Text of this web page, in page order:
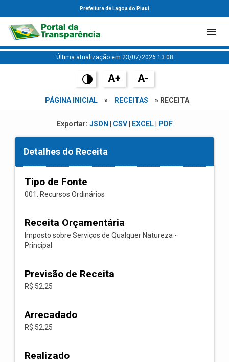
Prefeitura de Lagoa do Piauí
Última atualização em 23/07/2026 13:08
A+ A-
PÁGINA INICIAL » RECEITAS » RECEITA
Exportar: JSON CSV| EXCEL| PDF
Detalhes do Receita
Tipo de Fonte
001: Recursos Ordinários
Receita Orçamentária
Imposto sobre Serviços de Qualquer Natureza -
Principal
Previsão de Receita
R$ 52,25
Arrecadado
R$ 52,25
Realizado